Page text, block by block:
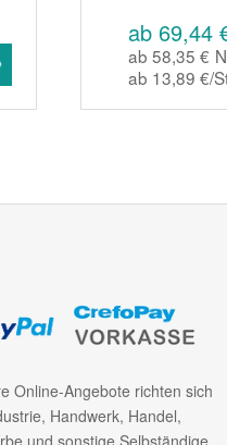
ab 69,44
ab 58,35 €
ab 13,89 €/
Online-Angebote richten sich
Handwerk, Handel,